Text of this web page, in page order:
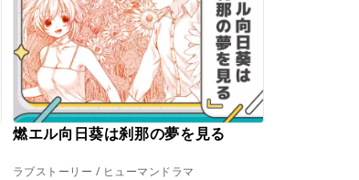
燃エル向日葵は刹那の夢を見る
ラブストーリー / ヒューマンドラマ